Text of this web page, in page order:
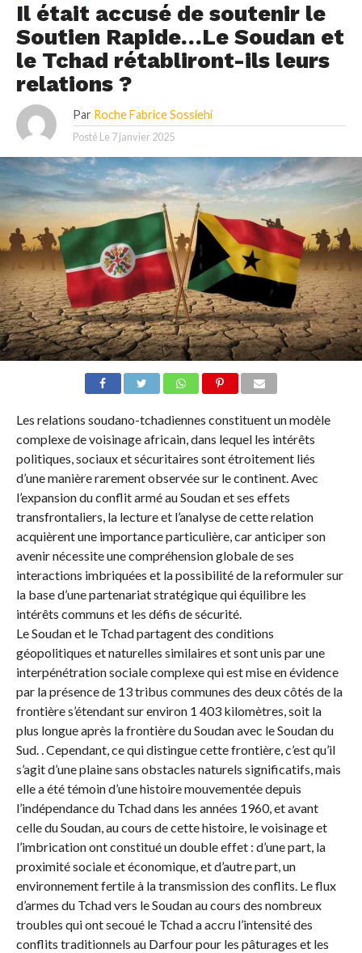
Il était accusé de soutenir le
Soutien Rapide…Le Soudan et
le Tchad rétabliront-ils leurs
relations ?
Par Roche Fabrice Sossiehi
Posté Le 7 janvier 2025
Les relations soudano-tchadiennes constituent un modèle
complexe de voisinage africain, dans lequel les intérêts
politiques, sociaux et sécuritaires sont étroitement liés
d’une manière rarement observée sur le continent. Avec
l’expansion du conflit armé au Soudan et ses effets
transfrontaliers, la lecture et l’analyse de cette relation
acquièrent une importance particulière, car anticiper son
avenir nécessite une compréhension globale de ses
interactions imbriquées et la possibilité de la reformuler sur
la base d’une partenariat stratégique qui équilibre les
intérêts communs et les défis de sécurité.
Le Soudan et le Tchad partagent des conditions
géopolitiques et naturelles similaires et sont unis par une
interpénétration sociale complexe qui est mise en évidence
par la présence de 13 tribus communes des deux côtés de la
frontière s’étendant sur environ 1 403 kilomètres, soit la
plus longue après la frontière du Soudan avec le Soudan du
Sud. . Cependant, ce qui distingue cette frontière, c’est qu’il
s’agit d’une plaine sans obstacles naturels significatifs, mais
elle a été témoin d’une histoire mouvementée depuis
l’indépendance du Tchad dans les années 1960, et avant
celle du Soudan, au cours de cette histoire, le voisinage et
l’imbrication ont constitué un double effet : d’une part, la
proximité sociale et économique, et d’autre part, un
environnement fertile à la transmission des conflits. Le flux
d’armes du Tchad vers le Soudan au cours des nombreux
troubles qui ont secoué le Tchad a accru l’intensité des
conflits traditionnels au Darfour pour les pâturages et les